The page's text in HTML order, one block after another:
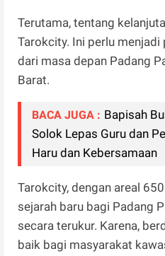
Terutama, tentang
Tarokcity. Ini perlu
dari masa depan Padang
Barat.
BACA JUGA : Bapisah
Solok Lepas Guru dan
Haru dan Kebersamaan
Tarokcity, dengan areal
sejarah baru bagi Padang
secara terukur. Karena,
baik bagi masyarakat